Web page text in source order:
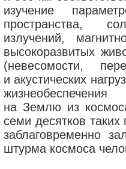
изучение
пространства,
излучений,
высокоразвитых
(невесомости,
и акустических
на Землю из
семи десятков
заблаговременно
штурма космоса